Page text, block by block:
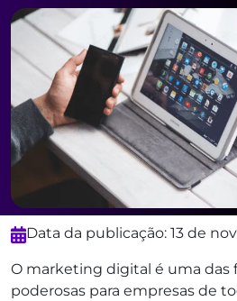
Data da publicação: 13 de
O marketing digital é uma das
poderosas para empresas de